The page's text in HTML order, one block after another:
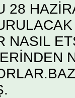
28
NASIL